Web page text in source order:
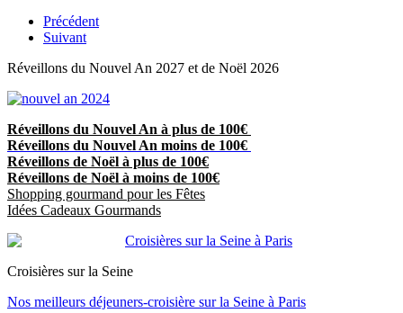
Précédent
Suivant
Réveillons du Nouvel An 2027 et de Noël 2026
Réveillons du Nouvel An à plus de 100€
Réveillons du Nouvel An moins de 100€
Réveillons de Noël à plus de 100€
Réveillons de Noël à moins de 100€
Shopping gourmand pour les Fêtes
Idées Cadeaux Gourmands
Croisières sur la Seine
Nos meilleurs déjeuners-croisière sur la Seine à Paris